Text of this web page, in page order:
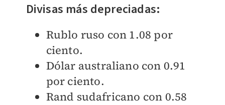
Divisas más depreciadas:
Rublo ruso con 1.08 por
ciento.
Dólar australiano con 0.91
por ciento.
Rand sudafricano con 0.58